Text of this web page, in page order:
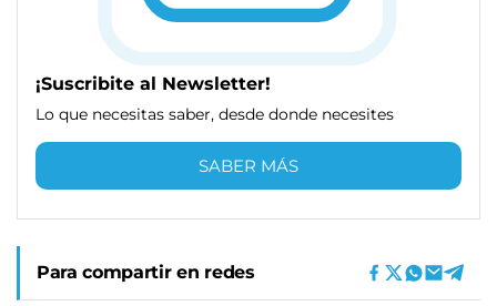
¡Suscribite al Newsletter!
Lo que necesitas saber, desde donde necesites
SABER MÁS
Para compartir en redes